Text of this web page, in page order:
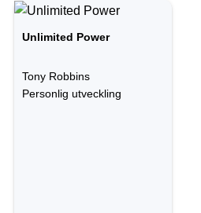
Unlimited Power
Tony Robbins
Personlig utveckling